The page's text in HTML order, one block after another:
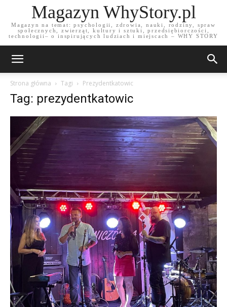
Magazyn WhyStory.pl
Magazyn na temat: psychologii, zdrowia, nauki, rodziny, spraw
społecznych, zwierząt, kultury i sztuki, przedsiębiorczości,
technologii– o inspirujących ludziach i miejscach – WHY STORY
Strona główna Tagi Prezydentkatowic
Tag: prezydentkatowic